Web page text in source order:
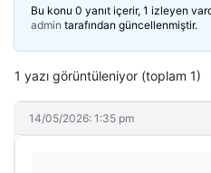
Bu konu 0 yanıt içerir, 1 izleyen
admin tarafından güncellenmiştir.
1 yazı görüntüleniyor (toplam 1)
14/05/2026: 1:35 pm